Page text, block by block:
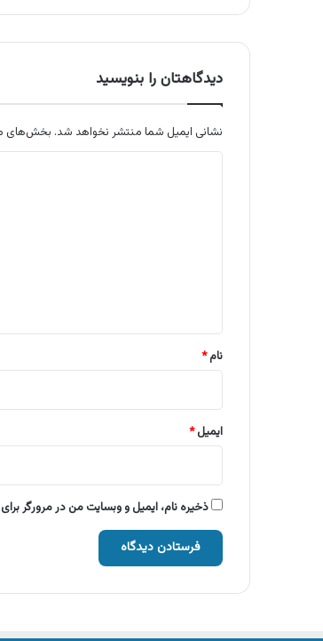
دیدگاهتان را بنویسید
نشانی ایمیل شما منتشر نخواهد شد. بخش‌های
نام*
ایمیل*
ذخیره نام، ایمیل و وبسایت من در مرورگر